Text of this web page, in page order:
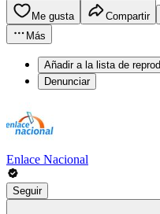
Me gusta Compartir
Más
Añadir a la lista de
Denunciar
Enlace Nacional
Seguir